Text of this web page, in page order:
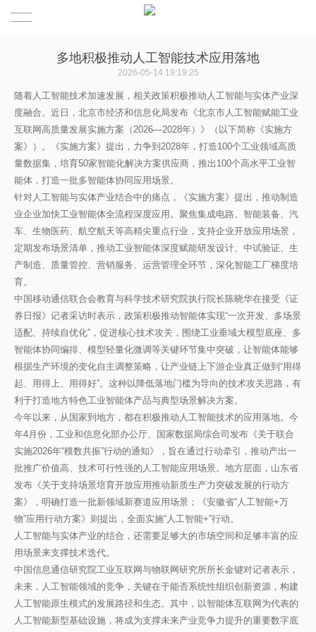
多地积极推动人工智能技术应用落地
2026-05-14 19:19:25
随着人工智能技术加速发展，相关政策积极推动人工智能与实体产业深
度融合。近日，北京市经济和信息化局发布《北京市人工智能赋能工业
互联网高质量发展实施方案（2026—2028年）》（以下简称《实施方
案》）。《实施方案》提出，力争到2028年，打造100个工业领域高质
量数据集，培育50家智能化解决方案供应商，推出100个高水平工业智
能体，打造一批多智能体协同应用场景。
针对人工智能与实体产业结合中的痛点，《实施方案》提出，推动制造
业企业加快工业智能体全流程深度应用。聚焦集成电路、智能装备、汽
车、生物医药、航空航天等高精尖重点行业，支持企业开放应用场景，
定期发布场景清单，推动工业智能体深度赋能研发设计、中试验证、生
产制造、质量管控、营销服务、运营管理全环节，深化智能工厂梯度培
育。
中国移动通信联合会教育与科学技术研究院执行院长陈晓华在接受《证
券日报》记者采访时表示，政策积极推动智能体实现“一次开发、多场景
适配、持续自优化”，促进核心技术攻关，围绕工业垂域大模型底座、多
智能体协同编排、模型轻量化微调等关键环节集中突破，让智能体能够
根据生产环境的变化自主调整策略，让产业链上下游企业真正做到“用得
起、用得上、用得好”。这种以降低落地门槛为导向的技术攻关思路，有
利于打造地方特色工业智能体产品与典型场景解决方案。
今年以来，从国家到地方，都在积极推动人工智能技术的应用落地。今
年4月份，工业和信息化部办公厅、国家数据局综合司发布《关于联合
实施2026年“模数共振”行动的通知》，旨在通过行动牵引，推动产出一
批推广价值高、技术可行性强的人工智能应用场景。地方层面，山东省
发布《关于支持场景培育开放应用推动新质生产力突破发展的行动方
案》，明确打造一批新领域新赛道应用场景；《安徽省“人工智能+万
物”应用行动方案》则提出，全面实施“人工智能+”行动。
人工智能与实体产业的结合，还需要足够大的市场空间和足够丰富的应
用场景来支撑技术迭代。
中国信息通信研究院工业互联网与物联网研究所所长金键对记者表示，
未来，人工智能领域的竞争，关键在于能否系统性组织创新资源，构建
人工智能原生模式的发展路径和生态。其中，以智能体互联网为代表的
人工智能新型基础设施，将成为支撑未来产业竞争力提升的重要数字底
首页
关于联盟
关于我们
发展历程
专家智库
联系我们
联盟服务
分支机构
新闻中心
加入联盟
会员企业
专家洞见